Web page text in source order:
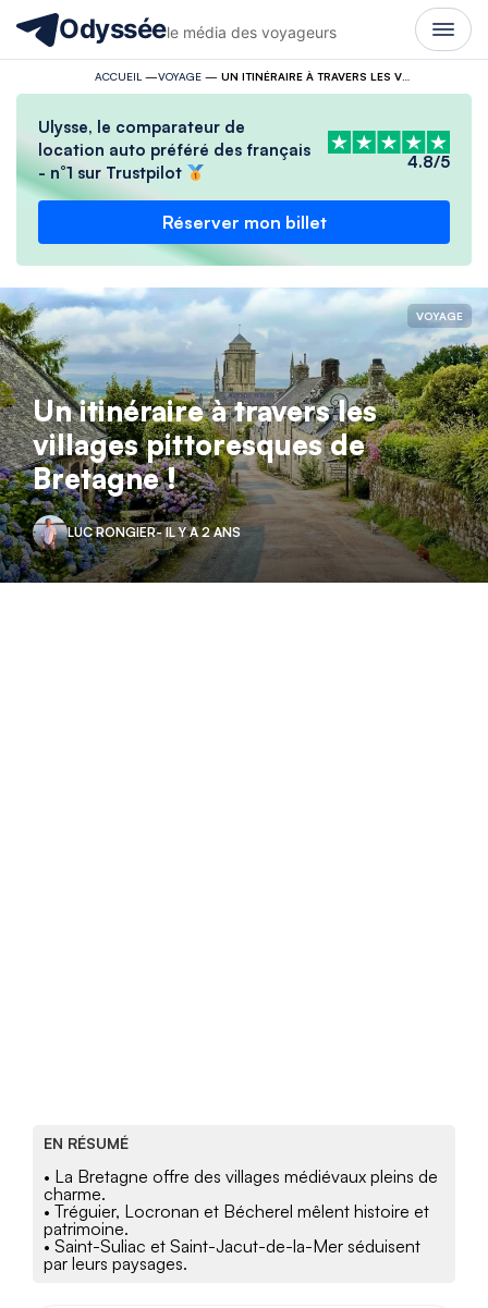
Odysséele média des voyageurs
ACCUEIL —VOYAGE— UN ITINÉRAIRE À TRAVERS LES VILLAGES PITTORESQUES DE BRETAGNE !
Ulysse, le comparateur de
location auto préféré des français
- n°1 sur Trustpilot
4.8/5
Réserver mon billet
VOYAGE
Un itinéraire à travers les
villages pittoresques de
Bretagne !
LUC RONGIER- IL Y A 2 ANS
EN RÉSUMÉ
• La Bretagne offre des villages médiévaux pleins de
charme.
• Tréguier, Locronan et Bécherel mêlent histoire et
patrimoine.
• Saint-Suliac et Saint-Jacut-de-la-Mer séduisent
par leurs paysages.